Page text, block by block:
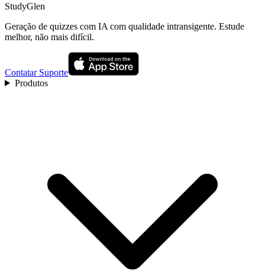
StudyGlen
Geração de quizzes com IA com qualidade intransigente. Estude
melhor, não mais difícil.
Contatar Suporte
Produtos